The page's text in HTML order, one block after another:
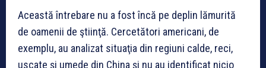
Această întrebare nu a fost încă pe deplin lămurită
de oamenii de ştiinţă. Cercetători americani, de
exemplu, au analizat situaţia din regiuni calde, reci,
uscate şi umede din China şi nu au identificat nicio